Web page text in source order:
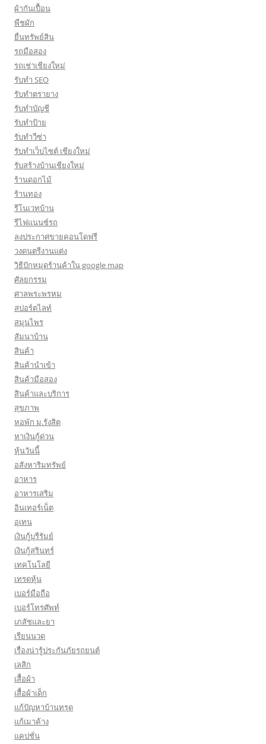
ผ้ากันเปื้อน
พืชผัก
ยื่นทรัพย์สิน
รถมือสอง
รถเช่าเชียงใหม่
รับทำ SEO
รับทำตรายาง
รับทำบัญชี
รับทำป้าย
รับทำวีซ่า
รับทำเว็บไซต์ เชียงใหม่
รับสร้างบ้านเชียงใหม่
ร้านดอกไม้
ร้านทอง
รีโนเวทบ้าน
รีไฟแนนซ์รถ
ลงประกาศขายคอนโดฟรี
วงดนตรีงานแต่ง
วิธีปักหมุดร้านค้าใน google map
ศัลยกรรม
ศาลพระพรหม
สปอร์ตไลท์
สมุนไพร
สัมนาบ้าน
สินค้า
สินค้านำเข้า
สินค้ามือสอง
สินค้าและบริการ
สุขภาพ
หอพัก ม.รังสิต
หาเงินกู้ด่วน
หุ้นวันนี้
อสังหาริมทรัพย์
อาหาร
อาหารเสริม
อินเทอร์เน็ต
อุเทน
เงินกู้บุรีรัมย์
เงินกู้สุรินทร์
เทคโนโลยี
เทรดหุ้น
เบอร์มือถือ
เบอร์โทรศัพท์
เภสัชและยา
เรียนนวด
เรื่องน่ารู้ประกันภัยรถยนต์
เลสิก
เสื้อผ้า
เสื้อผ้าเด็ก
แก้ปัญหาบ้านทรุด
แก้เมาค้าง
แคปชั่น